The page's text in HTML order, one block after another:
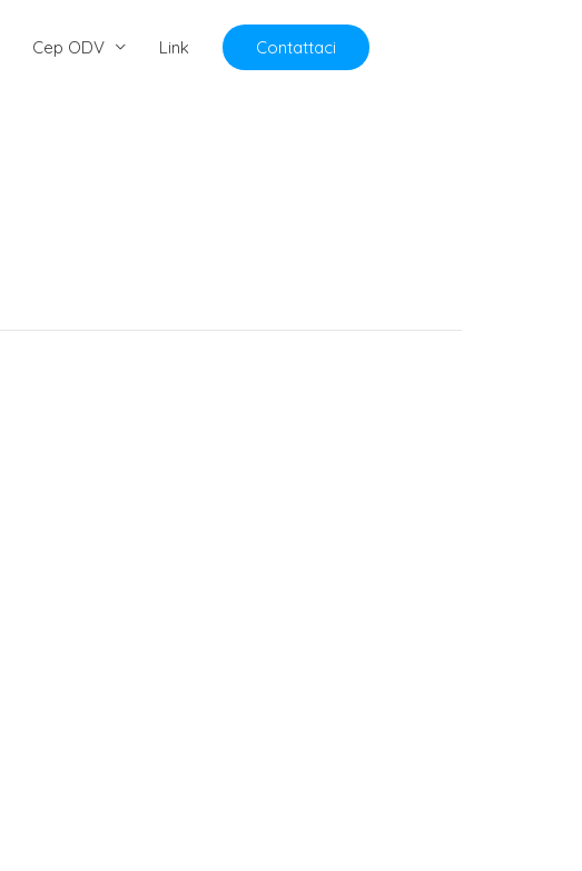
Cep ODV Link Contattaci